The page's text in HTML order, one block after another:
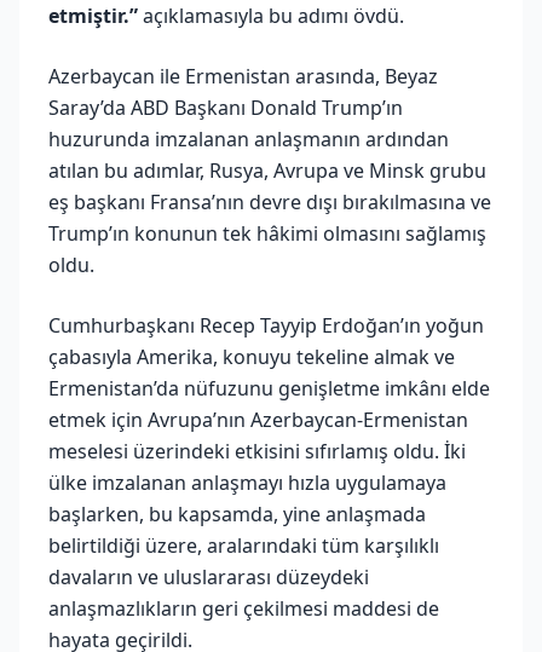
etmiştir.”açıklamasıyla bu adımı övdü.
Azerbaycan ile Ermenistan arasında, Beyaz
Saray’da ABD Başkanı Donald Trump’ın
huzurunda imzalanan anlaşmanın ardından
atılan bu adımlar, Rusya, Avrupa ve Minsk grubu
eş başkanı Fransa’nın devre dışı bırakılmasına ve
Trump’ın konunun tek hâkimi olmasını sağlamış
oldu.
Cumhurbaşkanı Recep Tayyip Erdoğan’ın yoğun
çabasıyla Amerika, konuyu tekeline almak ve
Ermenistan’da nüfuzunu genişletme imkânı elde
etmek için Avrupa’nın Azerbaycan-Ermenistan
meselesi üzerindeki etkisini sıfırlamış oldu. İki
ülke imzalanan anlaşmayı hızla uygulamaya
başlarken, bu kapsamda, yine anlaşmada
belirtildiği üzere, aralarındaki tüm karşılıklı
davaların ve uluslararası düzeydeki
anlaşmazlıkların geri çekilmesi maddesi de
hayata geçirildi.